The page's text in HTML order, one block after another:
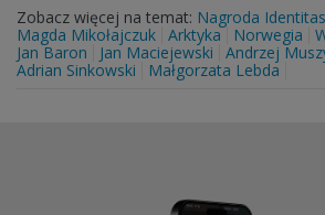
Zobacz więcej na temat: Nagroda Identitas
Magda Mikołajczuk Arktyka Norwegia
Jan Baron
Jan Maciejewski
Andrzej
Adrian Sinkowski
Małgorzata Lebda